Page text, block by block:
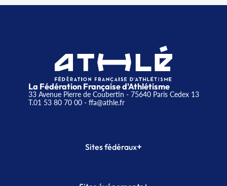
La Fédération Française d'Athlétisme
33 Avenue Pierre de Coubertin - 75640 Paris Cedex 13
T.01 53 80 70 00- ffa@athle.fr
Sites fédéraux+